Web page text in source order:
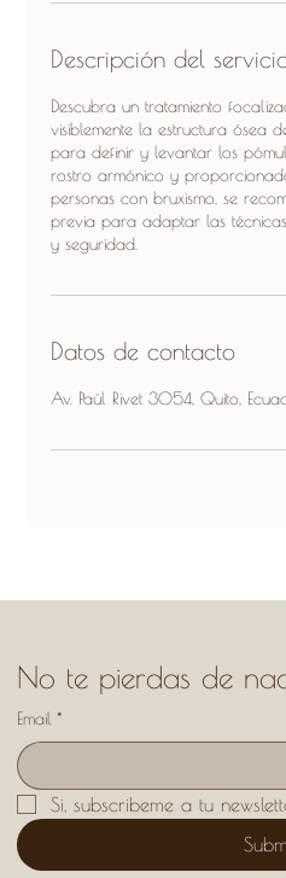
Descripción del
Descubra un tratamiento
visiblemente la estructura ósea
para definir y levantar los
rostro armónico y
personas con bruxismo, se
previa para adaptar las
y seguridad.
Datos de contacto
Av. Paúl Rivet 3054, Quito,
No te pierdas de
Email *
Si, subscribeme a tu